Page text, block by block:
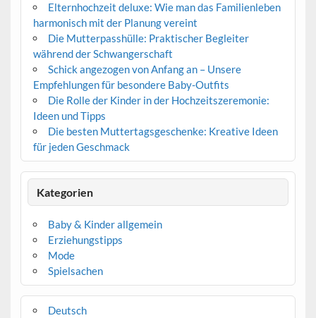
Elternhochzeit deluxe: Wie man das Familienleben
harmonisch mit der Planung vereint
Die Mutterpasshülle: Praktischer Begleiter
während der Schwangerschaft
Schick angezogen von Anfang an – Unsere
Empfehlungen für besondere Baby-Outfits
Die Rolle der Kinder in der Hochzeitszeremonie:
Ideen und Tipps
Die besten Muttertagsgeschenke: Kreative Ideen
für jeden Geschmack
Kategorien
Baby & Kinder allgemein
Erziehungstipps
Mode
Spielsachen
Deutsch